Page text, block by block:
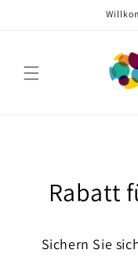
Rabatt
Sichern Sie